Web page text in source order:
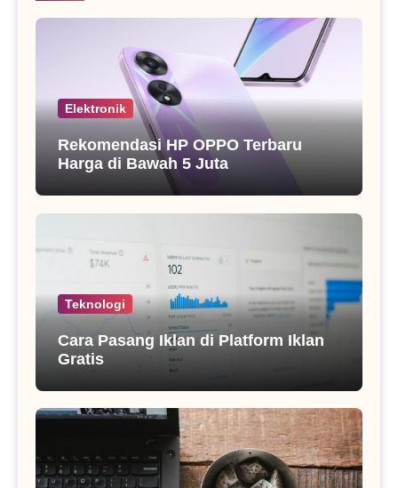
Elektronik
Rekomendasi HP OPPO Terbaru
Harga di Bawah 5 Juta
Teknologi
Cara Pasang Iklan di Platform Iklan
Gratis